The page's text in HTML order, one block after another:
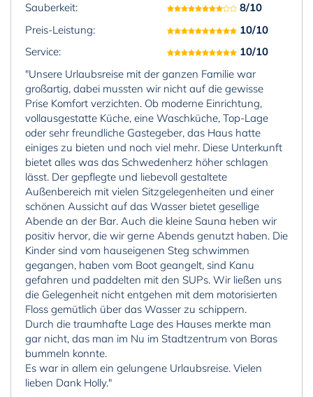
Sauberkeit:
8/10
Preis-Leistung:
10/10
Service:
10/10
"Unsere Urlaubsreise mit der ganzen Familie war
großartig, dabei mussten wir nicht auf die gewisse
Prise Komfort verzichten. Ob moderne Einrichtung,
vollausgestatte Küche, eine Waschküche, Top-Lage
oder sehr freundliche Gastegeber, das Haus hatte
einiges zu bieten und noch viel mehr. Diese Unterkunft
bietet alles was das Schwedenherz höher schlagen
lässt. Der gepflegte und liebevoll gestaltete
Außenbereich mit vielen Sitzgelegenheiten und einer
schönen Aussicht auf das Wasser bietet gesellige
Abende an der Bar. Auch die kleine Sauna heben wir
positiv hervor, die wir gerne Abends genutzt haben. Die
Kinder sind vom hauseigenen Steg schwimmen
gegangen, haben vom Boot geangelt, sind Kanu
gefahren und paddelten mit den SUPs. Wir ließen uns
die Gelegenheit nicht entgehen mit dem motorisierten
Floss gemütlich über das Wasser zu schippern.
Durch die traumhafte Lage des Hauses merkte man
gar nicht, das man im Nu im Stadtzentrum von Boras
bummeln konnte.
Es war in allem ein gelungene Urlaubsreise. Vielen
lieben Dank Holly."